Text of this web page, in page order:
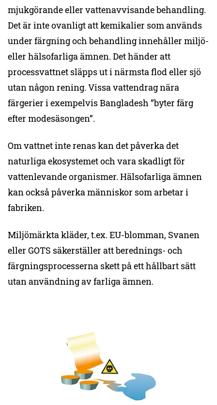
mjukgörande eller vattenavvisande behandling.
Det är inte ovanligt att kemikalier som används
under färgning och behandling innehåller miljö-
eller hälsofarliga ämnen. Det händer att
processvattnet släpps ut i närmsta flod eller sjö
utan någon rening. Vissa vattendrag nära
färgerier i exempelvis Bangladesh ”byter färg
efter modesäsongen”.
Om vattnet inte renas kan det påverka det
naturliga ekosystemet och vara skadligt för
vattenlevande organismer. Hälsofarliga ämnen
kan också påverka människor som arbetar i
fabriken.
Miljömärkta kläder, t.ex. EU-blomman, Svanen
eller GOTS säkerställer att berednings- och
färgningsprocesserna skett på ett hållbart sätt
utan användning av farliga ämnen.